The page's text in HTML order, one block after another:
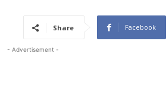
Share Facebook
- Advertisement -